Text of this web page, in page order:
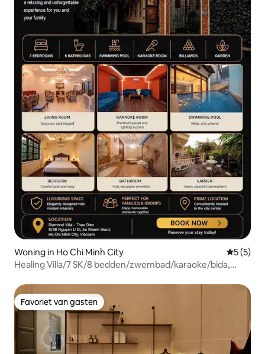
Woning in Ho Chi Minh City
5 (5)
Healing Villa/7 SK/8 bedden/zwembad/karaoke/bida,
Favoriet van gasten
Favoriet van gasten